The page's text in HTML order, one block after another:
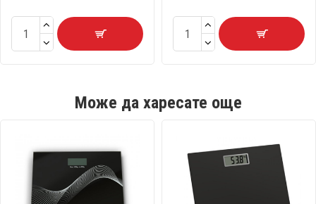
Може да харесате още